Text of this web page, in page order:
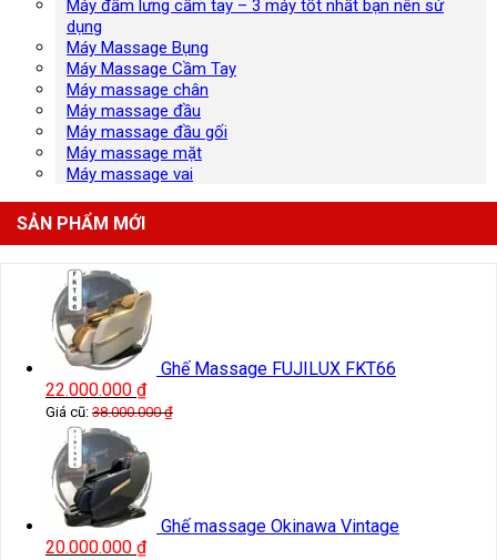
Máy đấm lưng cầm tay – 3 máy tốt nhất bạn nên sử
dụng
Máy Massage Bụng
Máy Massage Cầm Tay
Máy massage chân
Máy massage đầu
Máy massage đầu gối
Máy massage mặt
Máy massage vai
SẢN PHẨM MỚI
Ghế Massage FUJILUX FKT66
22.000.000 ₫
Giá cũ: 38.000.000₫
Ghế massage Okinawa Vintage
20.000.000 ₫